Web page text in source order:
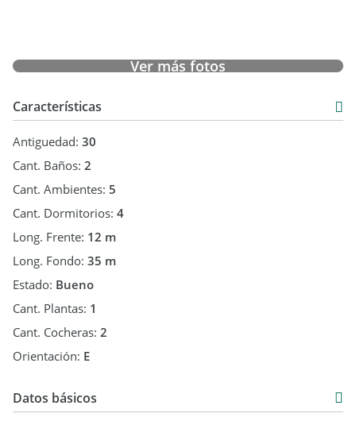
Ver más fotos
Características
Antiguedad: 30
Cant. Baños: 2
Cant. Ambientes: 5
Cant. Dormitorios: 4
Long. Frente: 12 m
Long. Fondo: 35 m
Estado: Bueno
Cant. Plantas: 1
Cant. Cocheras: 2
Orientación: E
Datos básicos